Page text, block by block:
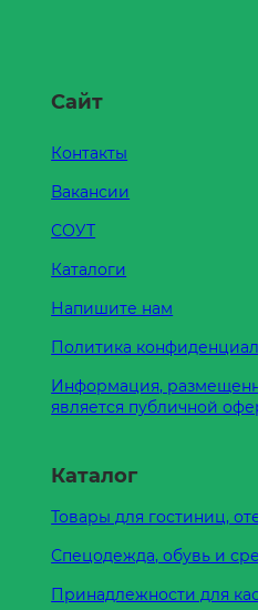
Сайт
Контакты
Вакансии
СОУТ
Каталоги
Напишите нам
Политика
Информация,
является публичной
Каталог
Товары для гостиниц,
Спецодежда, обувь и
Принадлежности для